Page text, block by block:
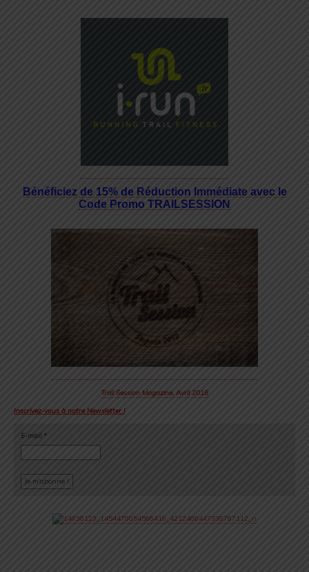
Bénéficiez de 15% de Réduction Immédiate avec le
Code Promo TRAILSESSION
Trail Session Magazine, Avril 2018
Inscrivez-vous à notre Newsletter !
E-mail *